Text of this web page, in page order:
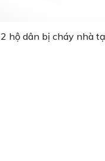
hộ dân bị cháy nhà